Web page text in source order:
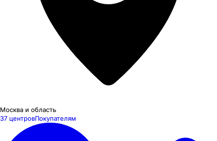
Москва и область
37 центровПокупателям